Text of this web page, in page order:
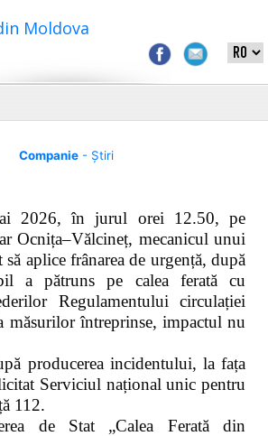
Moldova
Companie- Știri
2026, în jurul orei 12.50, pe
Ocnița–Vălcineț, mecanicul unui
aplice frânarea de urgență, după
a pătruns pe calea ferată cu
Regulamentului circulației
măsurilor întreprinse, impactul nu
producerea incidentului, la fața
Serviciul național unic pentru
112.
de Stat „Calea Ferată din